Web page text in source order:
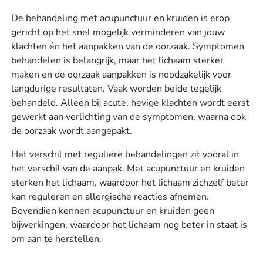
De behandeling met acupunctuur en kruiden is erop
gericht op het snel mogelijk verminderen van jouw
klachten én het aanpakken van de oorzaak. Symptomen
behandelen is belangrijk, maar het lichaam sterker
maken en de oorzaak aanpakken is noodzakelijk voor
langdurige resultaten. Vaak worden beide tegelijk
behandeld. Alleen bij acute, hevige klachten wordt eerst
gewerkt aan verlichting van de symptomen, waarna ook
de oorzaak wordt aangepakt.
Het verschil met reguliere behandelingen zit vooral in
het verschil van de aanpak. Met acupunctuur en kruiden
sterken het lichaam, waardoor het lichaam zichzelf beter
kan reguleren en allergische reacties afnemen.
Bovendien kennen acupunctuur en kruiden geen
bijwerkingen, waardoor het lichaam nog beter in staat is
om aan te herstellen.